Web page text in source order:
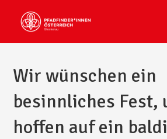
Wir wünschen ein
besinnliches Fest,
hoffen auf ein